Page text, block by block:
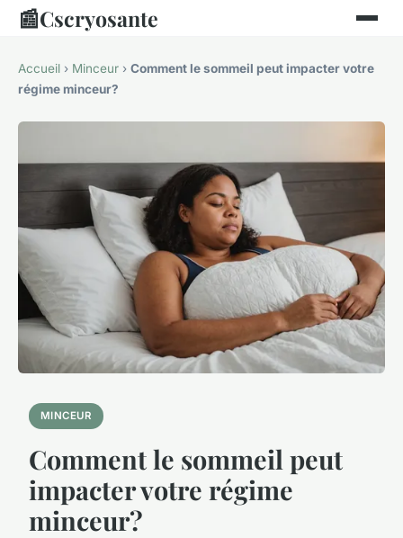
📰Cscryosante
Accueil › Minceur › Comment le sommeil peut impacter votre
régime minceur?
MINCEUR
Comment le sommeil peut
impacter votre régime
minceur?